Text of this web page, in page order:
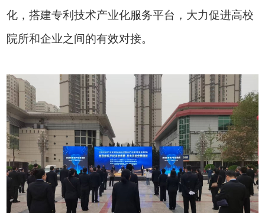
化，搭建专利技术产业化服务平台，大力促进高校
院所和企业之间的有效对接。